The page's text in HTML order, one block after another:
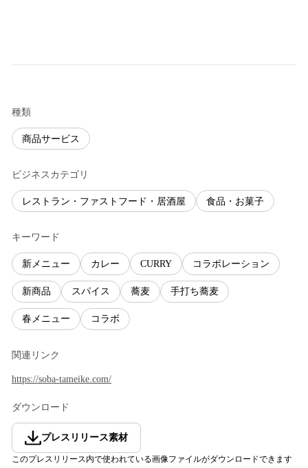
種類
商品サービス
ビジネスカテゴリ
レストラン・ファストフード・居酒屋 食品・お菓子
キーワード
新メニュー カレー CURRY コラボレーション
新商品 スパイス 蕎麦 手打ち蕎麦
春メニュー コラボ
関連リンク
https://soba-tameike.com/
ダウンロード
プレスリリース素材
このプレスリリース内で使われている画像ファイルがダウンロードできます